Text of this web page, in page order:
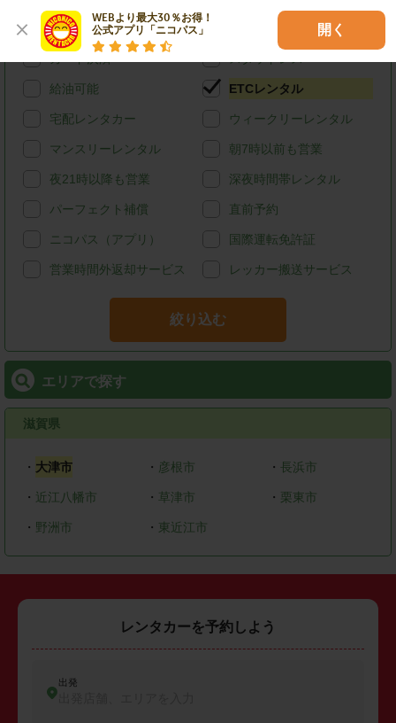
WEBより最大30％お得！
公式アプリ「ニコパス」
開く
ハイブリッド
給油可能 ETCレンタル
宅配レンタカー ウィークリーレンタル
マンスリーレンタル 朝7時以前も営業
夜21時以降も営業 深夜時間帯レンタル
パーフェクト補償 直前予約
ニコパス（アプリ） 国際運転免許証
営業時間外返却サービス レッカー搬送サービス
絞り込む
エリアで探す
滋賀県
・ 大津市 ・ 彦根市 ・ 長浜市
・ 近江八幡市 ・ 草津市 ・ 栗東市
・ 野洲市 ・ 東近江市
レンタカーを予約しよう
出発